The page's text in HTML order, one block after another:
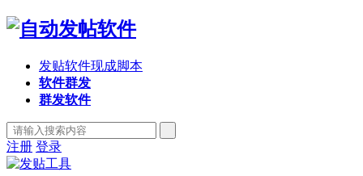
发贴软件现成脚本
软件群发
群发软件
注册 登录